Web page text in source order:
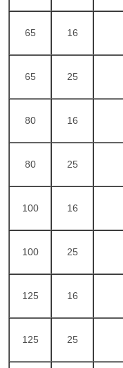
65 16
65 25
80 16
80 25
100 16
100 25
125 16
125 25